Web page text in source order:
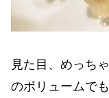
見た目、めっち
のボリュームで